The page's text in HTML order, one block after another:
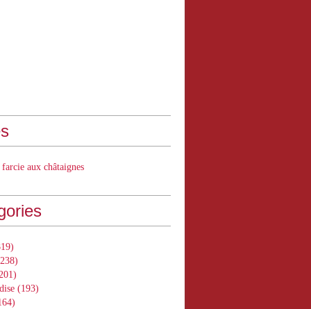
aux châtaignes
(193)